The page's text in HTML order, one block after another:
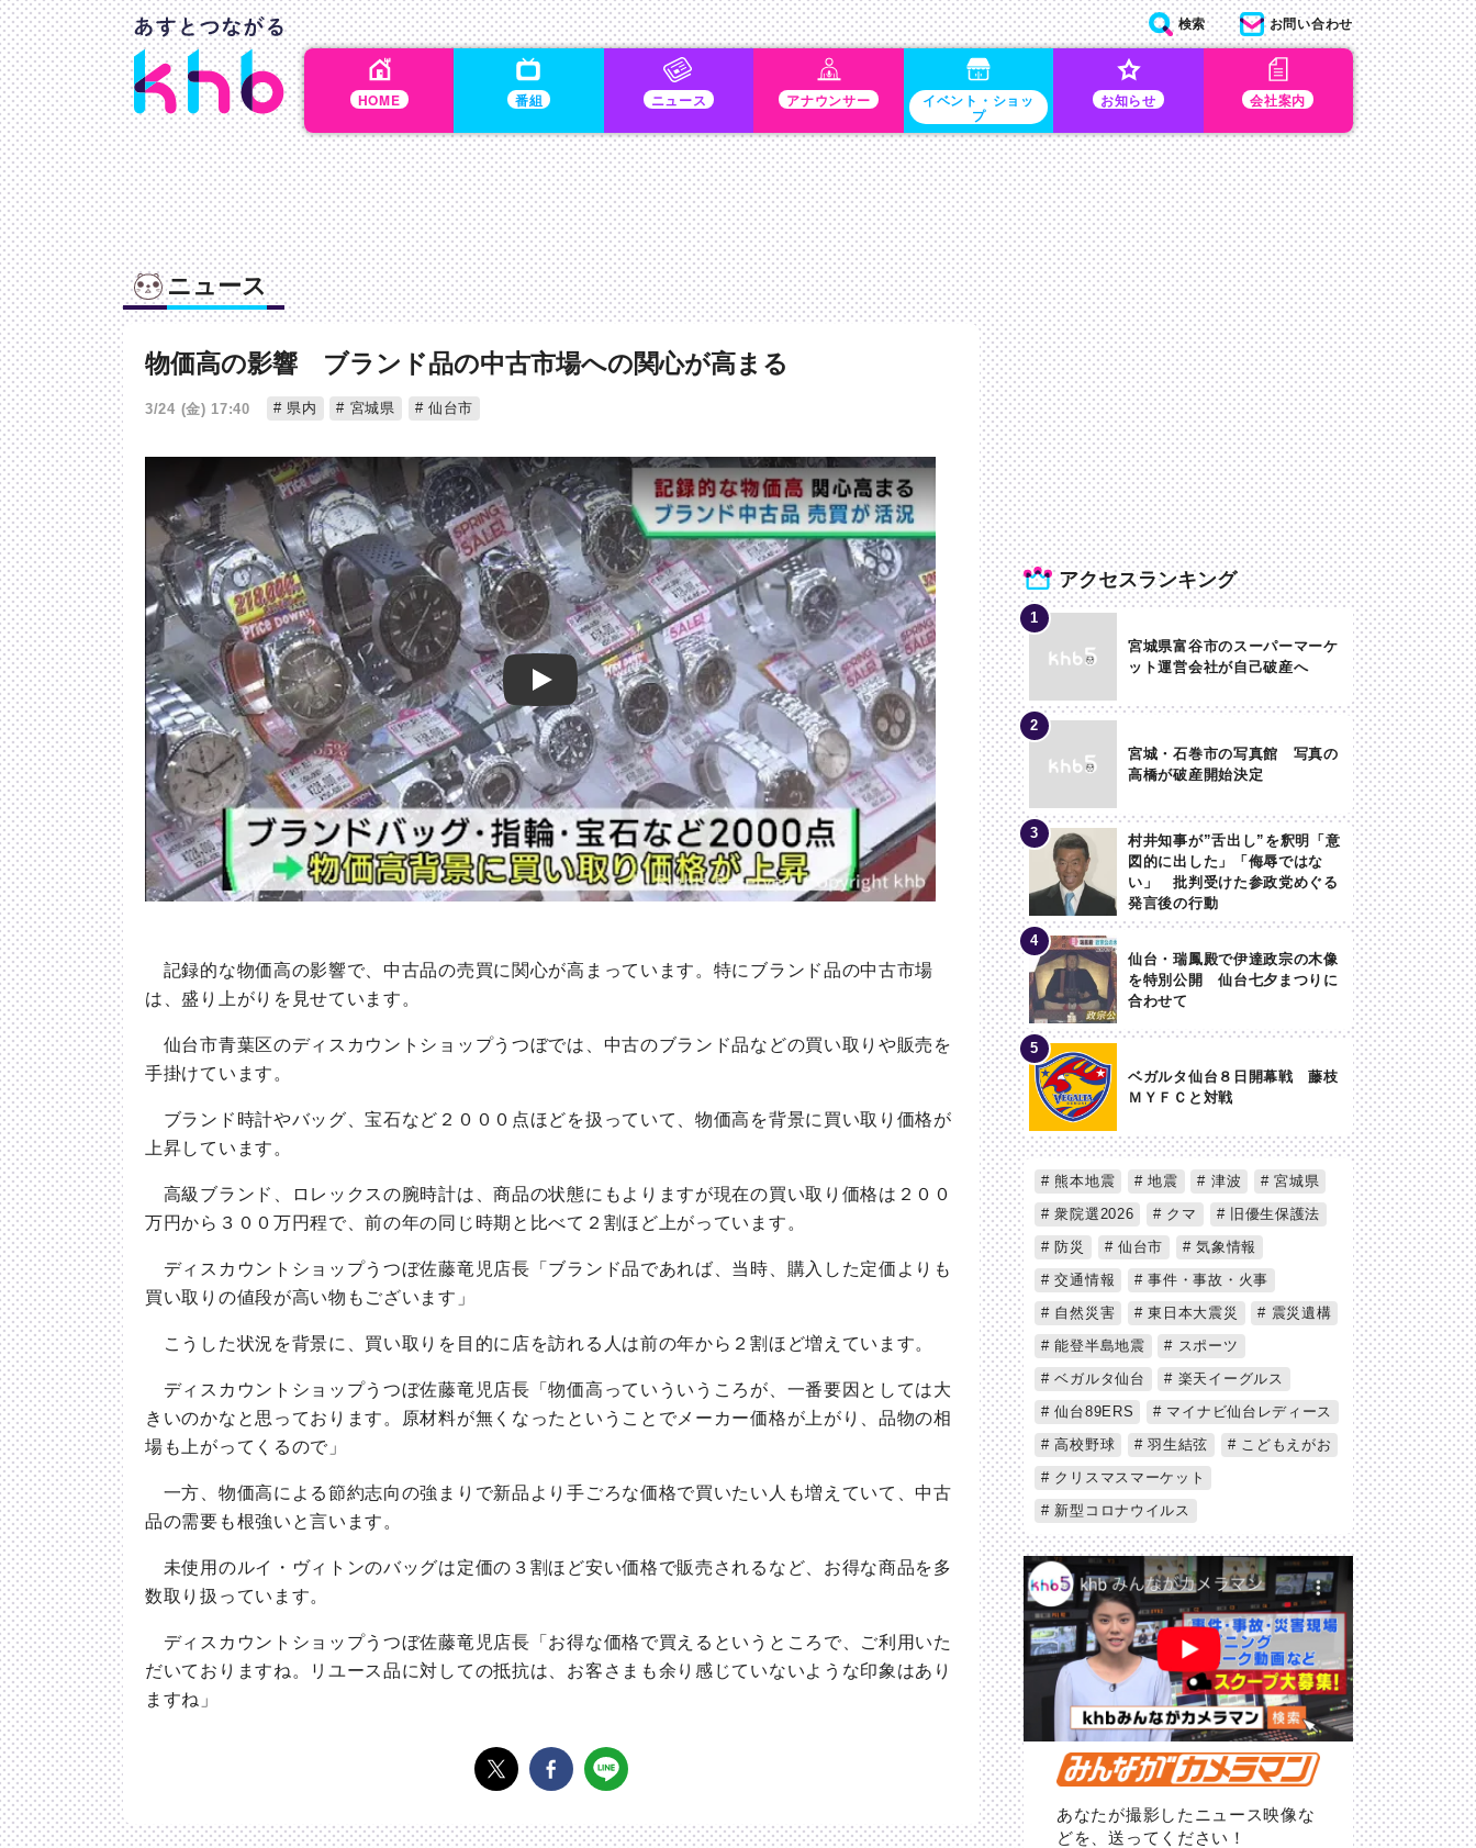
HOME 番組 ニュース アナウンサー イベント・ショッ
プ
お知らせ 会社案内
検索 お問い合わせ
ニュース
物価高の影響 ブランド品の中古市場への関心が高まる
3/24 (金) 17:40 県内 宮城県 仙台市
Play
記録的な物価高の影響で、中古品の売買に関心が高まっています。特にブランド品の中古市場
は、盛り上がりを見せています。
仙台市青葉区のディスカウントショップうつぼでは、中古のブランド品などの買い取りや販売を
手掛けています。
ブランド時計やバッグ、宝石など２０００点ほどを扱っていて、物価高を背景に買い取り価格が
上昇しています。
高級ブランド、ロレックスの腕時計は、商品の状態にもよりますが現在の買い取り価格は２００
万円から３００万円程で、前の年の同じ時期と比べて２割ほど上がっています。
ディスカウントショップうつぼ佐藤竜児店長「ブランド品であれば、当時、購入した定価よりも
買い取りの値段が高い物もございます」
こうした状況を背景に、買い取りを目的に店を訪れる人は前の年から２割ほど増えています。
ディスカウントショップうつぼ佐藤竜児店長「物価高っていういうころが、一番要因としては大
きいのかなと思っております。原材料が無くなったということでメーカー価格が上がり、品物の相
場も上がってくるので」
一方、物価高による節約志向の強まりで新品より手ごろな価格で買いたい人も増えていて、中古
品の需要も根強いと言います。
未使用のルイ・ヴィトンのバッグは定価の３割ほど安い価格で販売されるなど、お得な商品を多
数取り扱っています。
ディスカウントショップうつぼ佐藤竜児店長「お得な価格で買えるというところで、ご利用いた
だいておりますね。リユース品に対しての抵抗は、お客さまも余り感じていないような印象はあり
ますね」
アクセスランキング
宮城県富谷市のスーパーマーケ
ット運営会社が自己破産へ
宮城・石巻市の写真館 写真の
高橋が破産開始決定
村井知事が”舌出し”を釈明「意
図的に出した」「侮辱ではな
い」 批判受けた参政党めぐる
発言後の行動
仙台・瑞鳳殿で伊達政宗の木像
を特別公開 仙台七夕まつりに
合わせて
ベガルタ仙台８日開幕戦 藤枝
ＭＹＦＣと対戦
熊本地震 地震 津波
宮城県
衆院選2026
クマ
旧優生保護法
防災
仙台市
気象情報
交通情報
事件・事故・火事
自然災害
東日本大震災
震災遺構
能登半島地震
スポーツ
ベガルタ仙台
楽天イーグルス
仙台89ERS
マイナビ仙台レディース
高校野球
羽生結弦
こどもえがお
クリスマスマーケット
新型コロナウイルス
あなたが撮影したニュース映像な
どを、送ってください！